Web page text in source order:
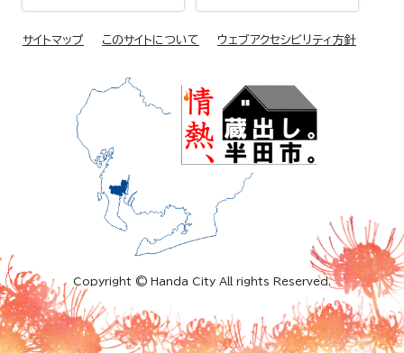
サイトマップ このサイトについて ウェブアクセシビリティ方針
Copyright © Handa City All rights Reserved.